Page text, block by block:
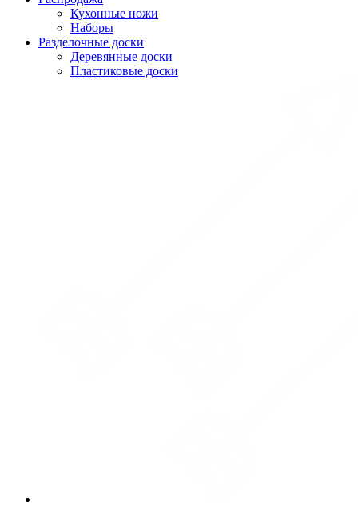
Кухонные ножи
Наборы
Разделочные доски
Деревянные доски
Пластиковые доски